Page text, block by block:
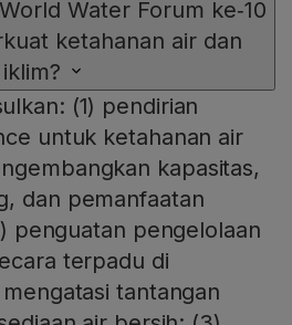
Water Forum ke‑10
ketahanan air dan
iklim?
(1) pendirian
untuk ketahanan air
kapasitas,
dan pemanfaatan
penguatan pengelolaan
terpadu di
tantangan